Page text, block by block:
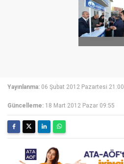
Yayınlanma: 06 Şubat 2012 Pazartesi 21:00
Güncelleme: 18 Mart 2012 Pazar 09:55